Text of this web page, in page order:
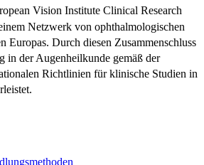
Vision Institute Clinical Research
Netzwerk von ophthalmologischen
Europas. Durch diesen Zusammenschluss
in der Augenheilkunde gemäß der
Richtlinien für klinische Studien in